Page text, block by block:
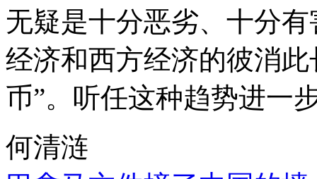
无疑是十分恶劣、十分
经济和西方经济的彼消
币”。听任这种趋势进一
何清涟